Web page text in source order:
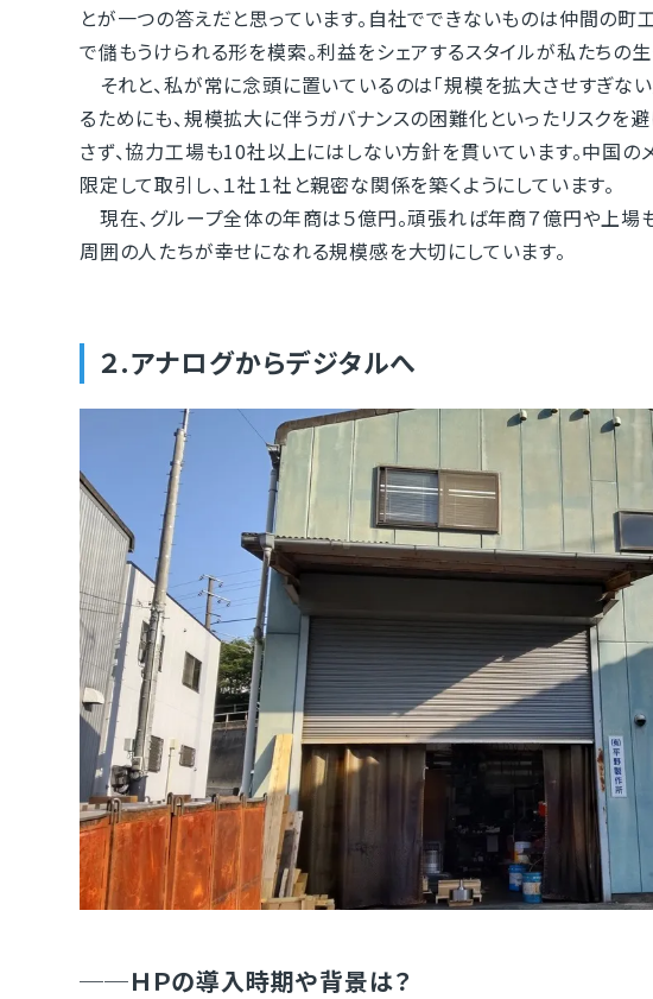
とが一つの答えだと思っています。自社でできないものは仲間の町
で儲もうけられる形を模索。利益をシェアするスタイルが私たちの生
それと、私が常に念頭に置いているのは「規模を拡大させすぎない
るためにも、規模拡大に伴うガバナンスの困難化といったリスクを
さず、協力工場も10社以上にはしない方針を貫いています。中国の
限定して取引し、１社１社と親密な関係を築くようにしています。
現在、グループ全体の年商は５億円。頑張れば年商７億円や上場
周囲の人たちが幸せになれる規模感を大切にしています。
２.アナログからデジタルへ
──ＨＰの導入時期や背景は？